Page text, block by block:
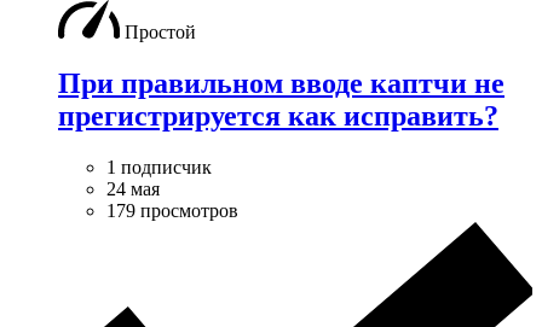
Простой
При правильном вводе каптчи не
прегистрируется как исправить?
1 подписчик
24 мая
179 просмотров